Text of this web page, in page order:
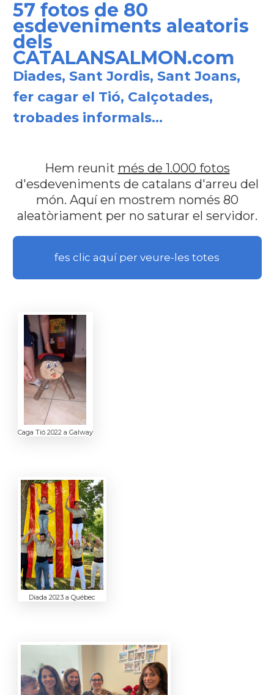
57 fotos de 80
esdeveniments aleatoris
dels
CATALANSALMON.com
Diades, Sant Jordis, Sant Joans,
fer cagar el Tió, Calçotades,
trobades informals...
Hem reunit més de 1.000 fotos
d'esdeveniments de catalans d'arreu del
món. Aquí en mostrem només 80
aleatòriament per no saturar el servidor.
fes clic aquí per veure-les totes
Caga Tió 2022 a Galway
Diada 2023 a Québec